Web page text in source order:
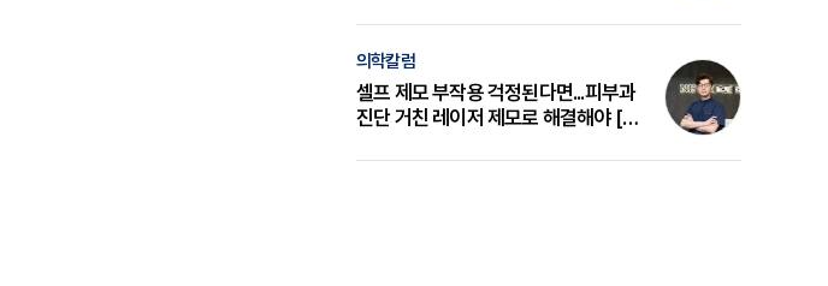
의학칼럼
셀프 제모 부작용 걱정된다면...피부과
진단 거친 레이저 제모로 해결해야 [변